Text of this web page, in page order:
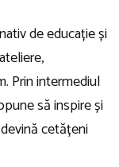
de educație și
Prin intermediul
să inspire și
cetățeni